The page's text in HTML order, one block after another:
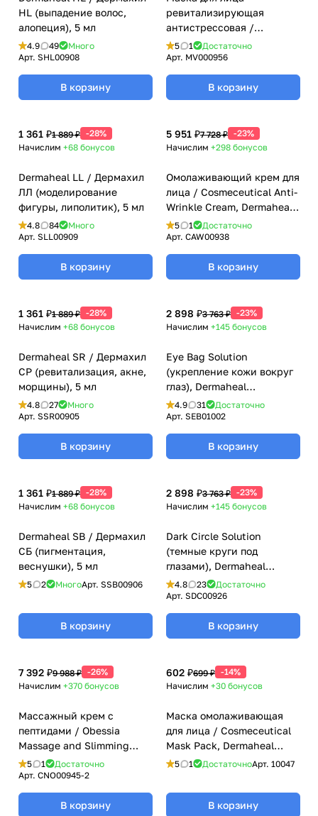
HL (выпадение волос,
алопеция), 5 мл
4.9 49
Много
Арт. SHL00908
В корзину
ревитализирующая
антистрессовая /
Vitalizing Mask Pack,
Dermaheal (Дермахил), 22
гр
5 1
Достаточно
Арт. MV000956
В корзину
1 361 ₽1 889 ₽ -28%
Начислим +68 бонусов
Dermaheal LL / Дермахил
ЛЛ (моделирование
фигуры, липолитик), 5 мл
4.8 84
Много
Арт. SLL00909
В корзину
5 951 ₽7 728 ₽ -23%
Начислим +298 бонусов
Омолаживающий крем для
лица / Cosmeceutical Anti-
Wrinkle Cream, Dermaheal
(Дермахил), 45 мл
5 1
Достаточно
Арт. CAW00938
В корзину
1 361 ₽1 889 ₽ -28%
Начислим +68 бонусов
Dermaheal SR / Дермахил
СР (ревитализация, акне,
морщины), 5 мл
4.8 27
Много
Арт. SSR00905
В корзину
2 898 ₽3 763 ₽ -23%
Начислим +145 бонусов
Eye Bag Solution
(укрепление кожи вокруг
глаз), Dermaheal
(Дермахил), 1,5 мл
4.9 31
Достаточно
Арт. SEB01002
В корзину
1 361 ₽1 889 ₽ -28%
Начислим +68 бонусов
Dermaheal SB / Дермахил
CБ (пигментация,
веснушки), 5 мл
5 2 МногоАрт. SSB00906
В корзину
2 898 ₽3 763 ₽ -23%
Начислим +145 бонусов
Dark Circle Solution
(темные круги под
глазами), Dermaheal
(Дермахил), 1,5 мл
4.8 23
Достаточно
Арт. SDC00926
В корзину
7 392 ₽9 988 ₽ -26%
Начислим +370 бонусов
Массажный крем с
пептидами / Obessia
Massage and Slimming
Cream, Dermaheal
(Дермахил), 500 мл
5 1
Достаточно
Арт. CNO00945-2
В корзину
602 ₽699 ₽ -14%
Начислим +30 бонусов
Маска омолаживающая
для лица / Cosmeceutical
Mask Pack, Dermaheal
(Дермахил), 22 гр
5 1 ДостаточноАрт. 10047
В корзину